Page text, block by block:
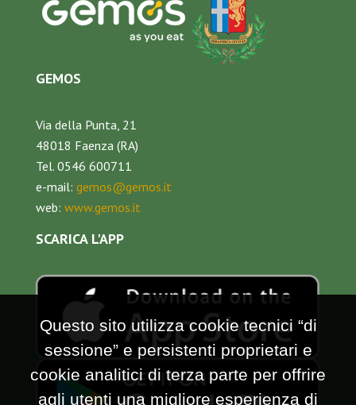
GEMOS
Via della Punta, 21
48018 Faenza (RA)
Tel. 0546 600711
e-mail: gemos@gemos.it
web: www.gemos.it
SCARICA L'APP
Questo sito utilizza cookie tecnici “di
sessione” e persistenti proprietari e
cookie analitici di terza parte per offrire
agli utenti una migliore esperienza di